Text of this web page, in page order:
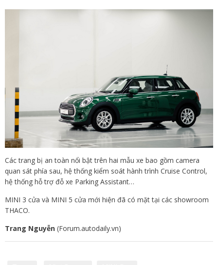
Các trang bị an toàn nổi bật trên hai mẫu xe bao gồm camera
quan sát phía sau, hệ thống kiểm soát hành trình Cruise Control,
hệ thống hỗ trợ đỗ xe Parking Assistant…
MINI 3 cửa và MINI 5 cửa mới hiện đã có mặt tại các showroom
THACO.
Trang Nguyễn (Forum.autodaily.vn)